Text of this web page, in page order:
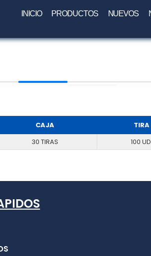
INICIO PRODUCTOS NUEVOS
CAJA TIRA
30 TIRAS 100